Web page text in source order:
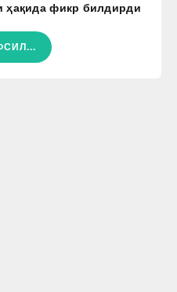
ҳақида фикр билдирди